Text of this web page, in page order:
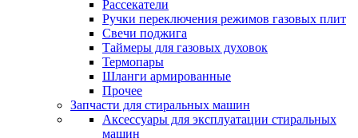
Рассекатели
Ручки переключения режимов газовых плит
Свечи поджига
Таймеры для газовых духовок
Термопары
Шланги армированные
Прочее
Запчасти для стиральных машин
Аксессуары для эксплуатации стиральных
машин